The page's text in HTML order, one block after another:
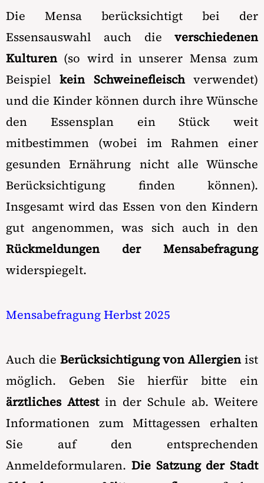
Die Mensa berücksichtigt bei der
Essensauswahl auch die verschiedenen
Kulturen(so wird in unserer Mensa zum
Beispielkein Schweinefleischverwendet)
und die Kinder können durch ihre Wünsche
den Essensplan ein Stück weit
mitbestimmen (wobei im Rahmen einer
gesunden Ernährung nicht alle Wünsche
Berücksichtigung finden können).
Insgesamt wird das Essen von den Kindern
gut angenommen, was sich auch in den
Rückmeldungen der Mensabefragung
widerspiegelt.
Mensabefragung Herbst 2025
Auch die Berücksichtigung von Allergienist
möglich. Geben Sie hierfür bitte ein
ärztliches Attestin der Schule ab. Weitere
Informationen zum Mittagessen erhalten
Sie auf den entsprechenden
Anmeldeformularen. Die Satzung der Stadt